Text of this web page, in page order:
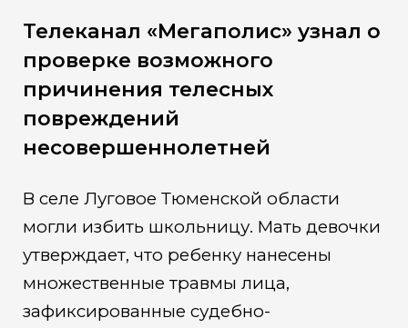
Телеканал «Мегаполис» узнал о
проверке возможного
причинения телесных
повреждений
несовершеннолетней
В селе Луговое Тюменской области
могли избить школьницу. Мать девочки
утверждает, что ребенку нанесены
множественные травмы лица,
зафиксированные судебно-